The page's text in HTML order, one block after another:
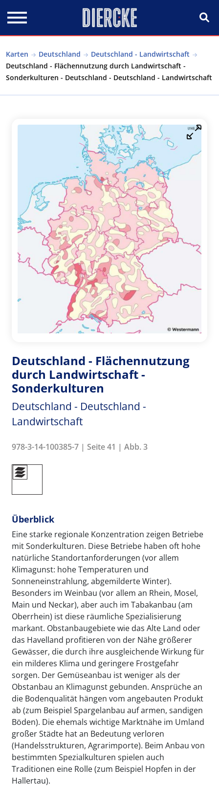
Karten Deutschland
Deutschland - Landwirtschaft
Deutschland - Flächennutzung durch Landwirtschaft -
Sonderkulturen - Deutschland - Deutschland - Landwirtschaft
Deutschland - Flächennutzung
durch Landwirtschaft -
Sonderkulturen
Deutschland - Deutschland -
Landwirtschaft
978-3-14-100385-7 | Seite 41 | Abb. 3
Überblick
Eine starke regionale Konzentration zeigen Betriebe
mit Sonderkulturen. Diese Betriebe haben oft hohe
natürliche Standortanforderungen (vor allem
Klimagunst: hohe Temperaturen und
Sonneneinstrahlung, abgemilderte Winter).
Besonders im Weinbau (vor allem an Rhein, Mosel,
Main und Neckar), aber auch im Tabakanbau (am
Oberrhein) ist diese räumliche Spezialisierung
markant. Obstanbaugebiete wie das Alte Land oder
das Havelland profitieren von der Nähe größerer
Gewässer, die durch ihre ausgleichende Wirkung für
ein milderes Klima und geringere Frostgefahr
sorgen. Der Gemüseanbau ist weniger als der
Obstanbau an Klimagunst gebunden. Ansprüche an
die Bodenqualität hängen vom angebauten Produkt
ab (zum Beispiel Spargelanbau auf armen, sandigen
Böden). Die ehemals wichtige Marktnähe im Umland
großer Städte hat an Bedeutung verloren
(Handelsstrukturen, Agrarimporte). Beim Anbau von
bestimmten Spezialkulturen spielen auch
Traditionen eine Rolle (zum Beispiel Hopfen in der
Hallertau).